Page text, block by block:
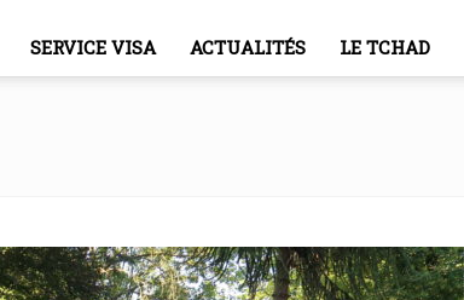
du
SERVICE VISA ACTUALITÉS LE TCHAD